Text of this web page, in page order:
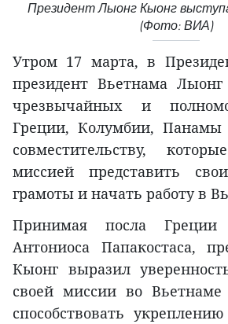
Президент Лыонг Кыонг
(Фото: ВИА)
Утром 17 марта, в
президент Вьетнама
чрезвычайных и
Греции, Колумбии,
совместительству,
миссией представить
грамоты и начать работу в
Принимая посла
Антониоса Папакостаса,
Кыонг выразил
своей миссии во
способствовать